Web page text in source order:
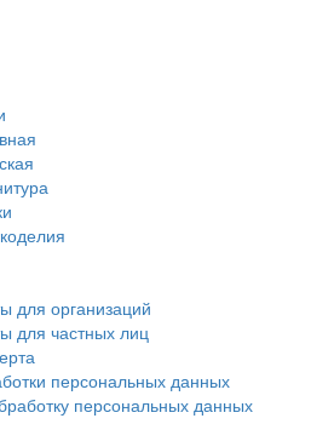
для организаций
для частных лиц
персональных данных
персональных данных